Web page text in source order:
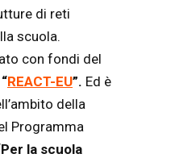
di reti
scuola.
con fondi del
“REACT-EU”. Ed è
della
Programma
la scuola